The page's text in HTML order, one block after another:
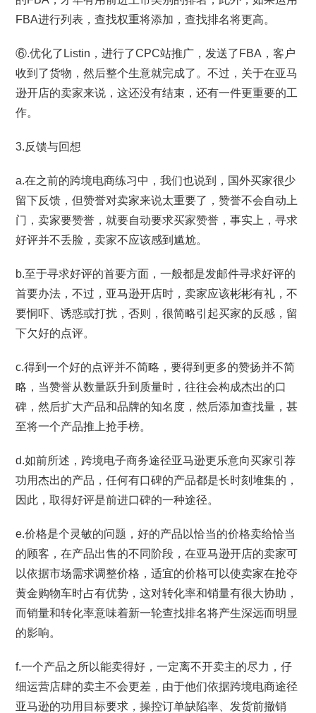
FBA进行列表，查找权重将添加，查找排名将更高。
⑥.优化了Listin，进行了CPC站推广，发送了FBA，客户
收到了货物，然后整个生意就完成了。不过，关于在亚马
逊开店的卖家来说，这还没有结束，还有一件更重要的工
作。
3.反馈与回想
a.在之前的跨境电商练习中，我们也说到，国外买家很少
留下反馈，但赞誉对卖家来说太重要了，赞誉不会自动上
门，卖家要赞誉，就要自动要求买家赞誉，事实上，寻求
好评并不丢脸，卖家不应该感到尴尬。
b.至于寻求好评的首要方面，一般都是发邮件寻求好评的
首要办法，不过，亚马逊开店时，卖家应该彬彬有礼，不
要恫吓、诱惑或打扰，否则，很简略引起买家的反感，留
下欠好的点评。
c.得到一个好的点评并不简略，要得到更多的赞扬并不简
略，当赞誉从数量跃升到质量时，往往会构成杰出的口
碑，然后扩大产品和品牌的知名度，然后添加查找量，甚
至将一个产品推上抢手榜。
d.如前所述，跨境电子商务途径亚马逊更乐意向买家引荐
功用杰出的产品，任何有口碑的产品都是长时刻堆集的，
因此，取得好评是前进口碑的一种途径。
e.价格是个灵敏的问题，好的产品以恰当的价格卖给恰当
的顾客，在产品出售的不同阶段，在亚马逊开店的卖家可
以依据市场需求调整价格，适宜的价格可以使卖家在抢夺
黄金购物车时占有优势，这对转化率和销量有很大协助，
而销量和转化率意味着新一轮查找排名将产生深远而明显
的影响。
f.一个产品之所以能卖得好，一定离不开卖主的尽力，仔
细运营店肆的卖主不会更差，由于他们依据跨境电商途径
亚马逊的功用目标要求，操控订单缺陷率、发货前撤销